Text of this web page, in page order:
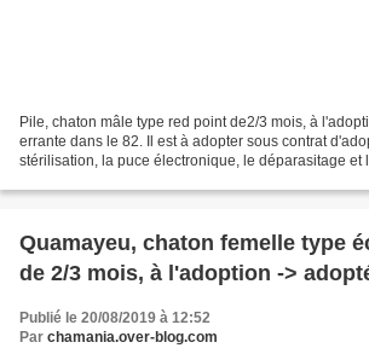
Pile, chaton mâle type red point de2/3 mois, à
errante dans le 82. Il est à adopter sous contrat
stérilisation, la puce électronique, le déparasitage et
Quamayeu, chaton femelle type
de 2/3 mois, à l'adoption ->
Publié le 20/08/2019 à 12:52
Par chamania.over-blog.com